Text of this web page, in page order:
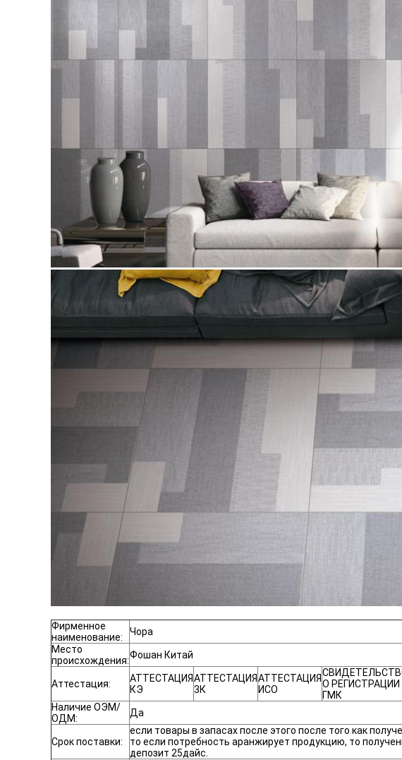
Фирменное
наименование:
Чора
Место
происхождения:Фошан Китай
Аттестация:
АТТЕСТАЦИЯ
КЭ
АТТЕСТАЦИЯ
3К
АТТЕСТАЦИЯ
ИСО
О РЕГИСТРАЦИИ
ГМК
Наличие ОЭМ/
ОДМ:
Да
Срок поставки:
если товары в запасах после этого после того как
то если потребность аранжирует продукцию, то
депозит 25дайс.